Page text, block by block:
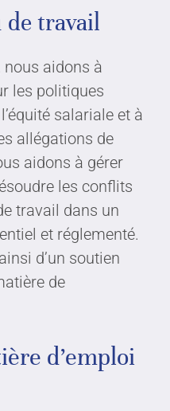
travail
nous aidons à
les politiques
salariale et à
allégations de
aidons à gérer
les conflits
travail dans un
et réglementé.
d’un soutien
de
d’emploi